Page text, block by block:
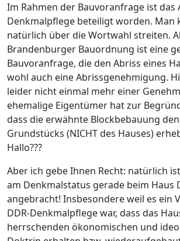
Im Rahmen der Bauvoranfrage ist das
Denkmalpflege beteiligt worden. Man
natürlich über die Wortwahl streiten.
Brandenburger Bauordnung ist eine
Bauvoranfrage, die den Abriss eines
wohl auch eine Abrissgenehmigung.
leider nicht einmal mehr einer
ehemalige Eigentümer hat zur
dass die erwähnte Blockbebauung
Grundstücks (NICHT des Hauses)
Hallo???
Aber ich gebe Ihnen Recht: natürlich
am Denkmalstatus gerade beim Haus
angebracht! Insbesondere weil es ein
DDR-Denkmalpflege war, dass das
herrschenden ökonomischen und